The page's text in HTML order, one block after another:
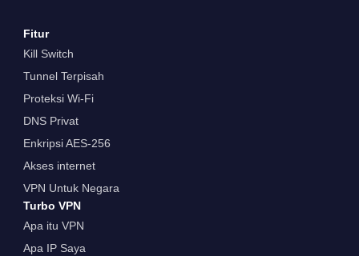
Fitur
Kill Switch
Tunnel Terpisah
Proteksi Wi-Fi
DNS Privat
Enkripsi AES-256
Akses internet
VPN Untuk Negara
Turbo VPN
Apa itu VPN
Apa IP Saya